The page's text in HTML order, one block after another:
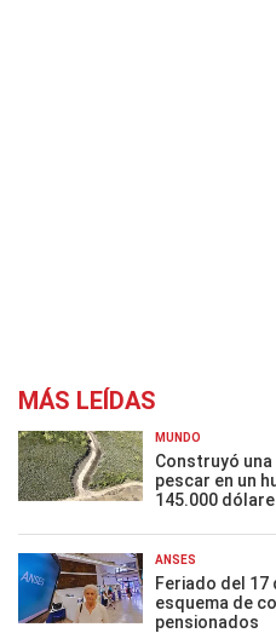
MÁS LEÍDAS
MUNDO
Construyó
pescar en un
145.000
ANSES
Feriado del 17
esquema de
pensionados